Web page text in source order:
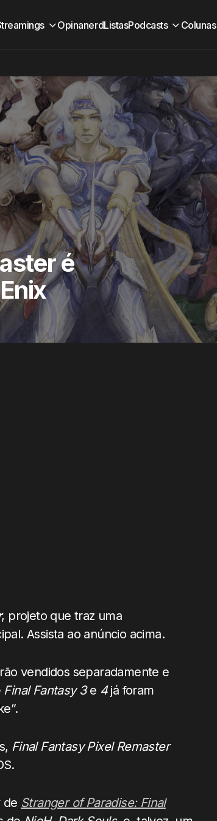
OpinanerdListasPodcasts Colunas
é
, projeto que traz uma
Assista ao anúncio acima.
vendidos separadamente e
Final Fantasy 3e 4já foram
Final Fantasy Pixel Remaster
de Stranger of Paradise: Final